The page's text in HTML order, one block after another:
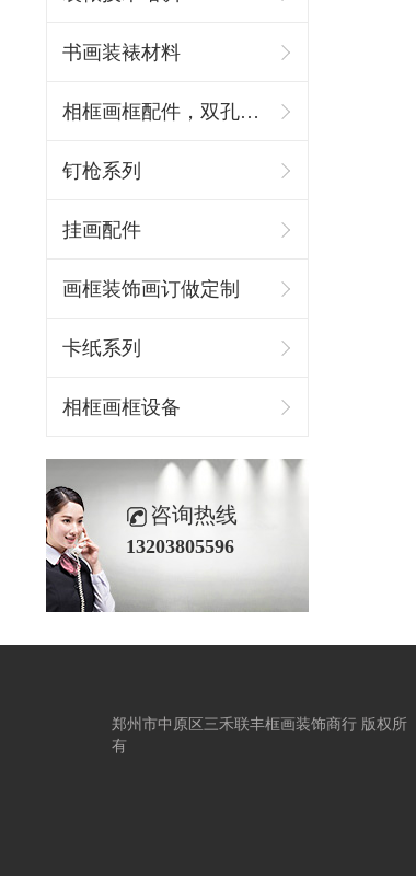
书画装裱材料
相框画框配件，双孔吊环
钉枪系列
挂画配件
画框装饰画订做定制
卡纸系列
相框画框设备
咨询热线
13203805596
郑州市中原区三禾联丰框画装饰商行 版权所
有